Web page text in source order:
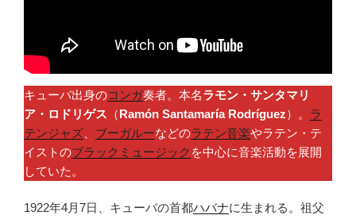
キューバ出身のコンガ奏者。本名ラモン・サンタマリ
ア・ロドリゲス （Ramón Santamaría Rodríguez）。 ラ
テンジャズ
ブーガルーなどのラテン音楽やラテン・テ
イストのブラックミュージック を中心に音楽活動を展開
していた。
1922年4月7日、キューバの首都ハバナに生まれる。祖父